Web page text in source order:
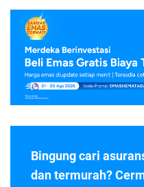
Bingung cari
dan termurah?